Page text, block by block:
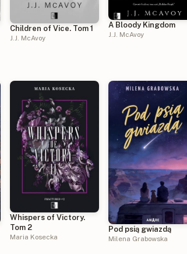
Children of Vice. Tom 1
J.J. McAvoy
A Bloody Kingdom
J.J. McAvoy
Whispers of Victory.
Tom 2
Maria Kosecka
Pod psią gwiazdą
Milena Grabowska